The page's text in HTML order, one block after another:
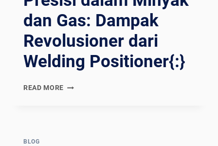
dan Gas: Dampak
Revolusioner dari
Welding Positioner{:}
READ MORE {:EN}OPTIMIZING
BLOG